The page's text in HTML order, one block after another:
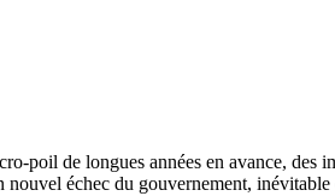
poil de longues années en avance, des
nouvel échec du gouvernement,